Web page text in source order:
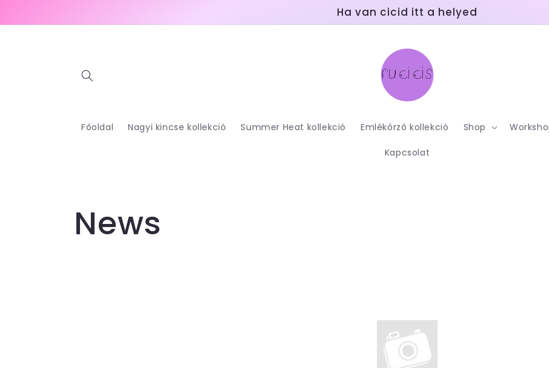
Ha van cicid itt a helyed
Főoldal Nagyi kincse kollekció Summer Heat kollekció Emlékőrző kollekció Shop
Kapcsolat
News